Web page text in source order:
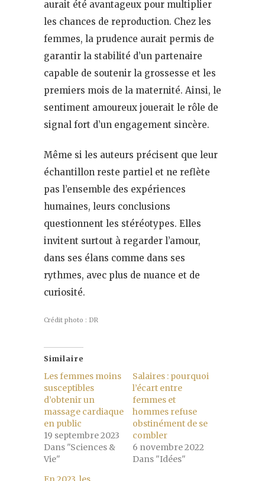
aurait été avantageux pour multiplier
les chances de reproduction. Chez les
femmes, la prudence aurait permis de
garantir la stabilité d’un partenaire
capable de soutenir la grossesse et les
premiers mois de la maternité. Ainsi, le
sentiment amoureux jouerait le rôle de
signal fort d’un engagement sincère.
Même si les auteurs précisent que leur
échantillon reste partiel et ne reflète
pas l’ensemble des expériences
humaines, leurs conclusions
questionnent les stéréotypes. Elles
invitent surtout à regarder l’amour,
dans ses élans comme dans ses
rythmes, avec plus de nuance et de
curiosité.
Crédit photo : DR
Similaire
Les femmes moins
susceptibles
d’obtenir un
massage cardiaque
en public
19 septembre 2023
Dans "Sciences &
Vie"
Salaires : pourquoi
l’écart entre
femmes et
hommes refuse
obstinément de se
combler
6 novembre 2022
Dans "Idées"